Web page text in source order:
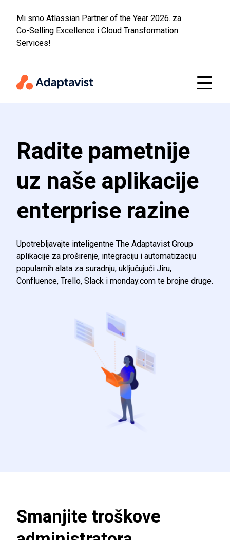
Mi smo Atlassian Partner of the Year 2026. za
Co-Selling Excellence i Cloud Transformation
Services!
Radite pametnije
uz naše aplikacije
enterprise razine
Upotrebljavajte inteligentne The Adaptavist Group
aplikacije za proširenje, integraciju i automatizaciju
popularnih alata za suradnju, uključujući Jiru,
Confluence, Trello, Slack i monday.com te brojne druge.
Smanjite troškove